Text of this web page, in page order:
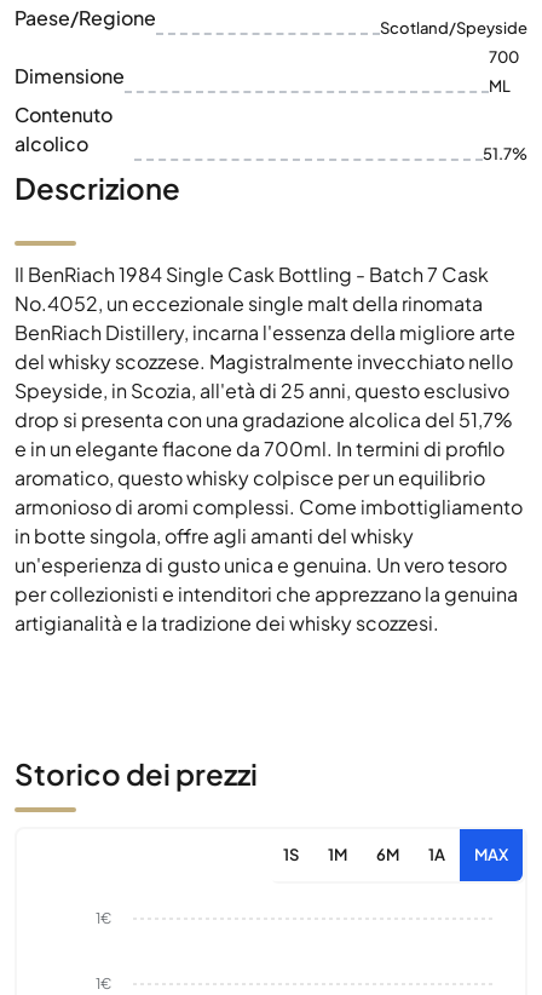
Paese/Regione Scotland/Speyside
Dimensione
700
ML
Contenuto
alcolico
51.7%
Descrizione
Il BenRiach 1984 Single Cask Bottling - Batch 7 Cask
No.4052, un eccezionale single malt della rinomata
BenRiach Distillery, incarna l'essenza della migliore arte
del whisky scozzese. Magistralmente invecchiato nello
Speyside, in Scozia, all'età di 25 anni, questo esclusivo
drop si presenta con una gradazione alcolica del 51,7%
e in un elegante flacone da 700ml. In termini di profilo
aromatico, questo whisky colpisce per un equilibrio
armonioso di aromi complessi. Come imbottigliamento
in botte singola, offre agli amanti del whisky
un'esperienza di gusto unica e genuina. Un vero tesoro
per collezionisti e intenditori che apprezzano la genuina
artigianalità e la tradizione dei whisky scozzesi.
Storico dei prezzi
1S 1M 6M 1A MAX
1€
1€